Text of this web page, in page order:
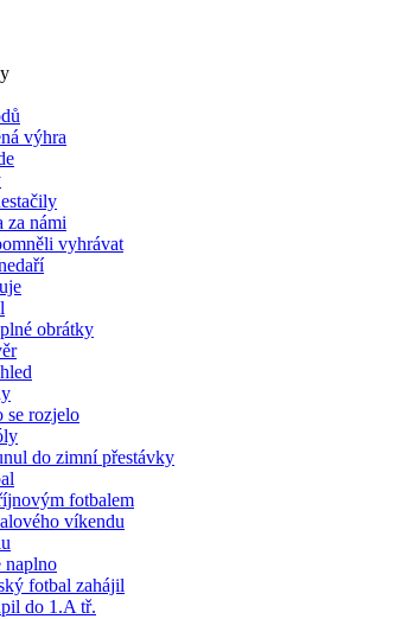
výhra
za námi
vyhrávat
obrátky
se rozjelo
do zimní přestávky
fotbalem
víkendu
naplno
fotbal zahájil
do 1.A tř.